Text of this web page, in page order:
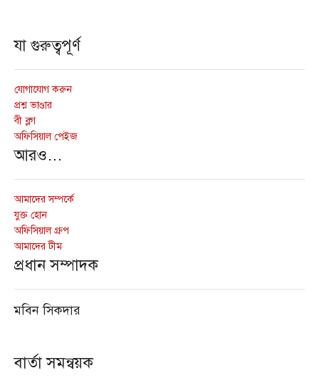
যা গুরুত্বপূর্ণ
যোগাযোগ করুন
প্রশ্ন ভাণ্ডার
বী ব্লগ
অফিসিয়াল পেইজ
আরও…
আমাদের সম্পর্কে
যুক্ত হোন
অফিসিয়াল গ্রুপ
আমাদের টীম
প্রধান সম্পাদক
মবিন সিকদার
বার্তা সমন্বয়ক